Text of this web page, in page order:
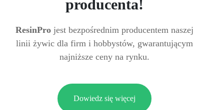
producenta!
ResinPro jest bezpośrednim producentem naszej
linii żywic dla firm i hobbystów, gwarantującym
najniższe ceny na rynku.
Dowiedz się więcej